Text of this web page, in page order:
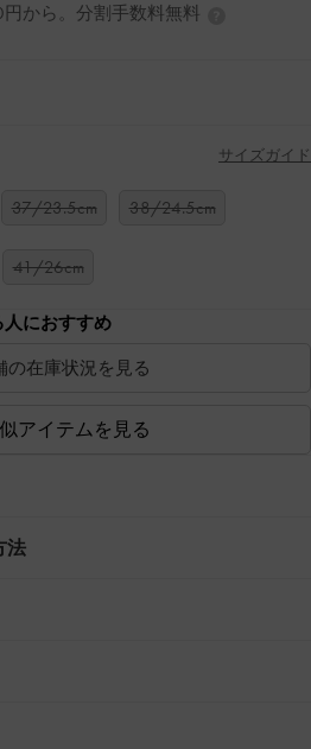
から。分割手数料無料
サイズガイド
37/23.5cm 38/24.5cm
41/26cm
におすすめ
の在庫状況を見る
アイテムを見る
法